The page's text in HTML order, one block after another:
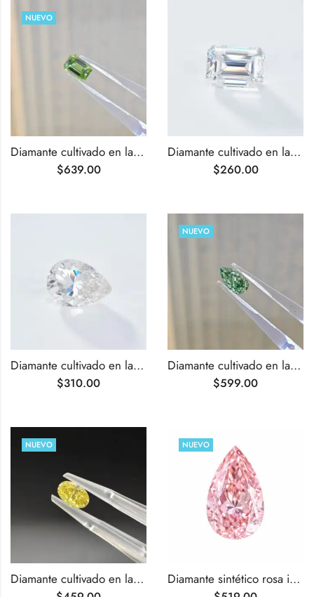
NUEVO
Diamante cultivado en laboratorio de color verde intenso, talla esmeralda, de 1,01 ct.
$639.00
Diamante cultivado en laboratorio de talla esmeralda VS1 de 1,01 ct F
$260.00
Diamante cultivado en laboratorio de talla pera de 1,01 ct F VVS2
$310.00
NUEVO
Diamante cultivado en laboratorio, de color verde intenso y talla pera de 1,01 ct.
$599.00
NUEVO
Diamante cultivado en laboratorio, de talla ovalada, color amarillo intenso y fantasía, de 1,02 ct.
NUEVO
Diamante sintético rosa intenso de talla pera de 1,02 ct